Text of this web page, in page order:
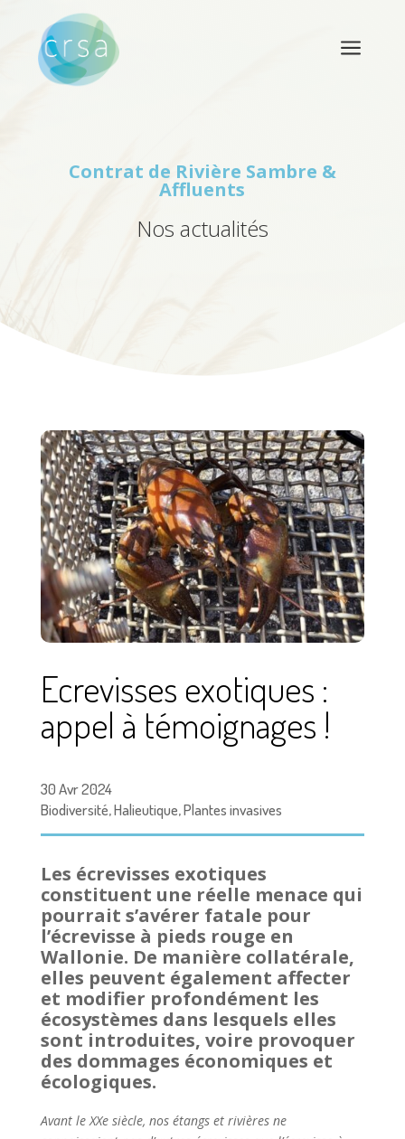
a
Contrat de Rivière Sambre &
Affluents
Nos actualités
Ecrevisses exotiques :
appel à témoignages !
30 Avr 2024
Biodiversité,Halieutique,Plantes invasives
Les écrevisses exotiques
constituent une réelle menace qui
pourrait s’avérer fatale pour
l’écrevisse à pieds rouge en
Wallonie. De manière collatérale,
elles peuvent également affecter
et modifier profondément les
écosystèmes dans lesquels elles
sont introduites, voire provoquer
des dommages économiques et
écologiques.
Avant le XXe siècle, nos étangs et rivières ne